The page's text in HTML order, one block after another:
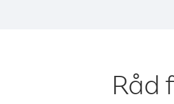
Råd